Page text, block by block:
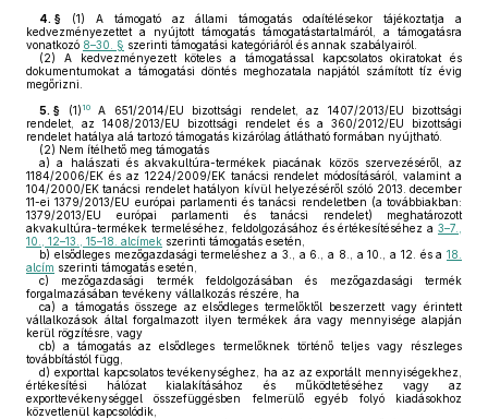
4. § (1) A támogató az állami támogatás odaítélésekor tájékoztatja a
kedvezményezettet a nyújtott támogatás támogatástartalmáról, a támogatásra
vonatkozó 8–30. § szerinti támogatási kategóriáról és annak szabályairól.
(2) A kedvezményezett köteles a támogatással kapcsolatos okiratokat és
dokumentumokat a támogatási döntés meghozatala napjától számított tíz évig
megőrizni.
5. § (1) 10A 651/2014/EU bizottsági rendelet, az 1407/2013/EU bizottsági
rendelet, az 1408/2013/EU bizottsági rendelet és a 360/2012/EU bizottsági
rendelet hatálya alá tartozó támogatás kizárólag átlátható formában nyújtható.
(2) Nem ítélhető meg támogatás
a) a halászati és akvakultúra-termékek piacának közös szervezéséről, az
1184/2006/EK és az 1224/2009/EK tanácsi rendelet módosításáról, valamint a
104/2000/EK tanácsi rendelet hatályon kívül helyezéséről szóló 2013. december
11-ei 1379/2013/EU európai parlamenti és tanácsi rendeletben (a továbbiakban:
1379/2013/EU európai parlamenti és tanácsi rendelet) meghatározott
akvakultúra-termékek termeléséhez, feldolgozásához és értékesítéséhez a 3–7.,
10., 12–13., 15–18. alcímek szerinti támogatás esetén,
b) elsődleges mezőgazdasági termeléshez a 3., a 6., a 8., a 10., a 12. és a 18.
alcím szerinti támogatás esetén,
c) mezőgazdasági termék feldolgozásában és mezőgazdasági termék
forgalmazásában tevékeny vállalkozás részére, ha
ca) a támogatás összege az elsődleges termelőktől beszerzett vagy érintett
vállalkozások által forgalmazott ilyen termékek ára vagy mennyisége alapján
kerül rögzítésre, vagy
cb) a támogatás az elsődleges termelőknek történő teljes vagy részleges
továbbítástól függ,
d) exporttal kapcsolatos tevékenységhez, ha az az exportált mennyiségekhez,
értékesítési hálózat kialakításához és működtetéséhez vagy az
exporttevékenységgel összefüggésben felmerülő egyéb folyó kiadásokhoz
közvetlenül kapcsolódik,